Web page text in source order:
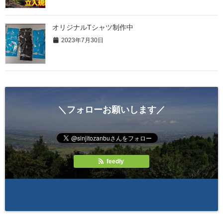
オリジナルTシャツ制作中
2023年7月30日
＼フォローお願いします／
feedly